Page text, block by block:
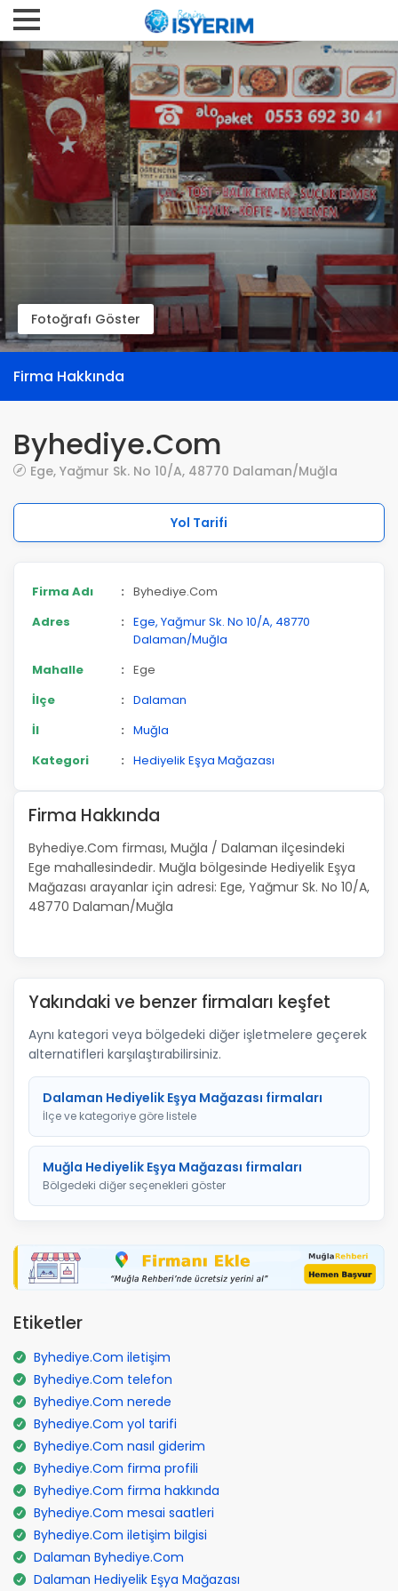
Fotoğrafı Göster
Firma Hakkında
Byhediye.Com
Ege, Yağmur Sk. No 10/A, 48770 Dalaman/Muğla
Yol Tarifi
Firma Adı : Byhediye.Com
Adres
: Ege, Yağmur Sk. No 10/A, 48770
Dalaman/Muğla
Mahalle
: Ege
İlçe
: Dalaman
İl
: Muğla
Kategori
: Hediyelik Eşya Mağazası
Firma Hakkında
Byhediye.Com firması, Muğla / Dalaman ilçesindeki
Ege mahallesindedir. Muğla bölgesinde Hediyelik Eşya
Mağazası arayanlar için adresi: Ege, Yağmur Sk. No 10/A,
48770 Dalaman/Muğla
Yakındaki ve benzer firmaları keşfet
Aynı kategori veya bölgedeki diğer işletmelere geçerek
alternatifleri karşılaştırabilirsiniz.
Dalaman Hediyelik Eşya Mağazası firmaları
İlçe ve kategoriye göre listele
Muğla Hediyelik Eşya Mağazası firmaları
Bölgedeki diğer seçenekleri göster
Etiketler
Byhediye.Com iletişim
Byhediye.Com telefon
Byhediye.Com nerede
Byhediye.Com yol tarifi
Byhediye.Com nasıl giderim
Byhediye.Com firma profili
Byhediye.Com firma hakkında
Byhediye.Com mesai saatleri
Byhediye.Com iletişim bilgisi
Dalaman Byhediye.Com
Dalaman Hediyelik Eşya Mağazası